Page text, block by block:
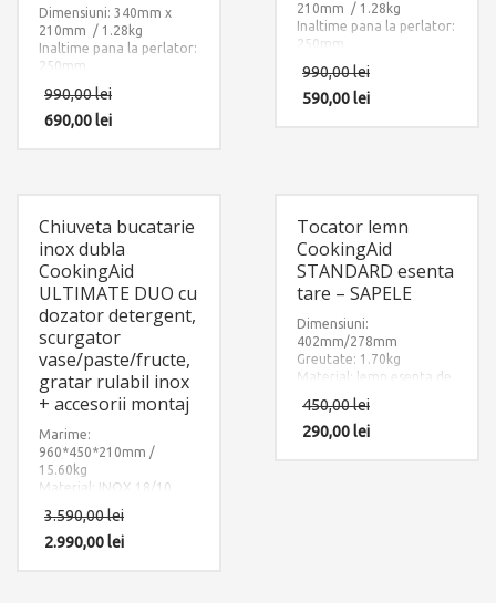
Dimensiuni: 340mm x
210mm / 1.28kg
Inaltime pana la perlator:
250mm.
Finisaj: Ultra Granit
NEGRU METALIC – BLACK
METAL QUARTZ
blat.
990,00lei
690,00lei
210mm / 1.28kg
Inaltime pana la perlator:
250mm.
Finisaj: Ultra Granit ALB
POLAR – POLAR WHITE
Accesorii instalare
990,00lei
590,00lei
Chiuveta bucatarie
inox dubla
CookingAid
ULTIMATE DUO cu
dozator detergent,
scurgator
vase/paste/fructe,
gratar rulabil inox
+ accesorii montaj
Marime:
960*450*210mm /
15.60kg
Material: INOX 18/10
Componente: Chiuveta
Ultimate Duo cu 3
3.590,00lei
2.990,00lei
Tocator lemn
CookingAid
STANDARD esenta
tare – SAPELE
Dimensiuni:
402mm/278mm
Greutate: 1.70kg
Material: lemn esenta de
450,00lei
290,00lei